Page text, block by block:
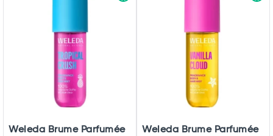
Weleda Brume Parfumée
Weleda Brume Parfumée